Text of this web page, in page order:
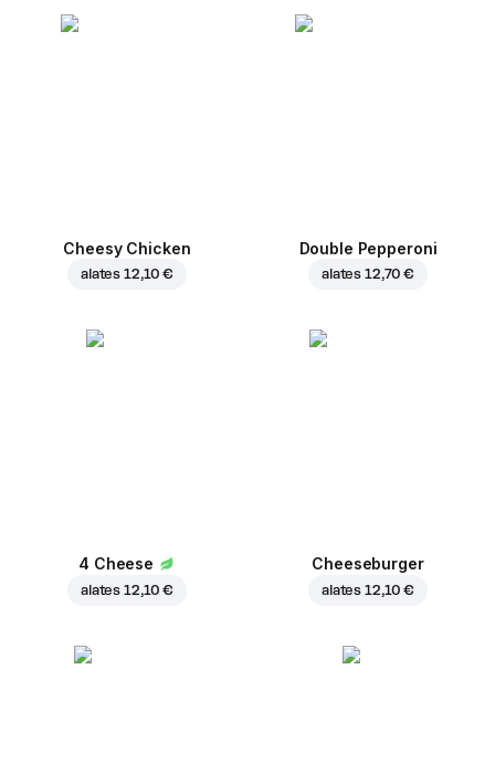
Cheesy Chicken
alates 12,10 €
Double Pepperoni
alates 12,70 €
4 Cheese
alates 12,10 €
Cheeseburger
alates 12,10 €